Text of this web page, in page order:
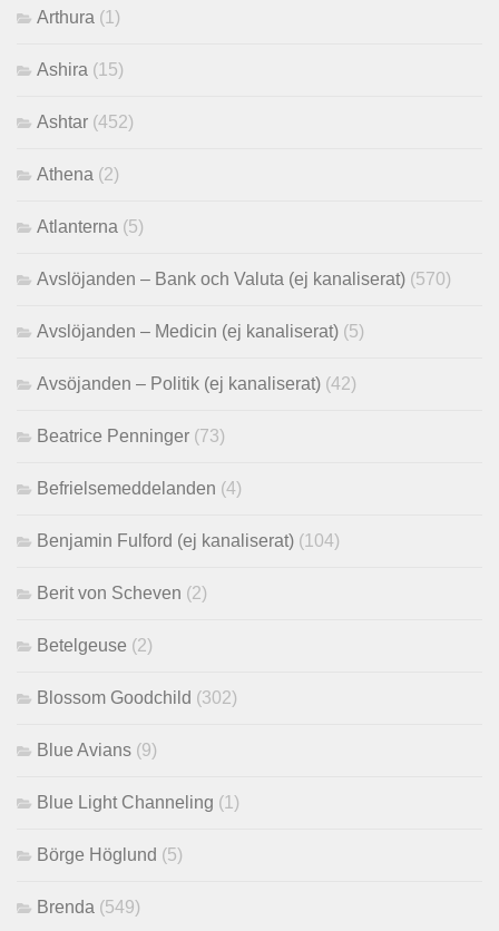
Arthura (1)
Ashira (15)
Ashtar (452)
Athena (2)
Atlanterna (5)
Avslöjanden – Bank och Valuta (ej kanaliserat) (570)
Avslöjanden – Medicin (ej kanaliserat) (5)
Avsöjanden – Politik (ej kanaliserat) (42)
Beatrice Penninger (73)
Befrielsemeddelanden (4)
Benjamin Fulford (ej kanaliserat) (104)
Berit von Scheven (2)
Betelgeuse (2)
Blossom Goodchild (302)
Blue Avians (9)
Blue Light Channeling (1)
Börge Höglund (5)
Brenda (549)